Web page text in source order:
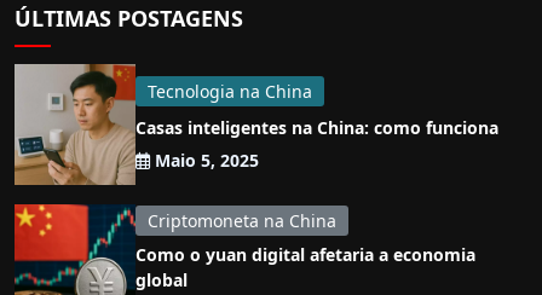
ÚLTIMAS POSTAGENS
Tecnologia na China
Casas inteligentes na China: como funciona
Maio 5, 2025
Criptomoneta na China
Como o yuan digital afetaria a economia
global